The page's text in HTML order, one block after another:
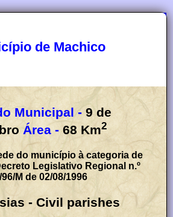
de Machico
Municipal - 9 de
Área - 68 Km2
do município à categoria de
Legislativo Regional n.º
96/M de 02/08/1996
- Civil parishes